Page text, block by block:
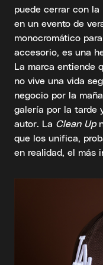
puede cerrar con
en un evento de
monocromático
accesorio, es una
La marca entiende
no vive una vida
negocio por la
galería por la tarde
autor. La Clean Up
que los unifica,
en realidad, el más